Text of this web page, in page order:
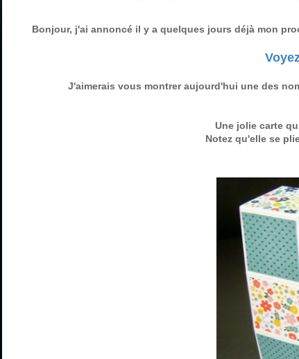
Bonjour, j'ai annoncé il y a quelques jours déjà mon
J'aimerais vous montrer aujourd'hui une des
Une jolie carte
Notez qu'elle se